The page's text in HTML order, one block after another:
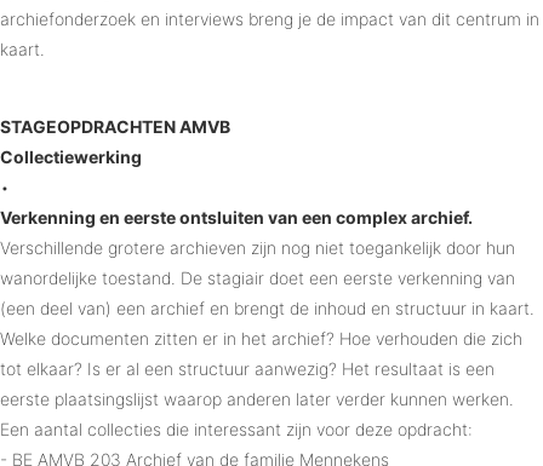
archiefonderzoek en interviews breng je de impact van dit centrum in
kaart.
STAGEOPDRACHTEN AMVB
Collectiewerking
•
Verkenning en eerste ontsluiten van een complex archief.
Verschillende grotere archieven zijn nog niet toegankelijk door hun
wanordelijke toestand. De stagiair doet een eerste verkenning van
(een deel van) een archief en brengt de inhoud en structuur in kaart.
Welke documenten zitten er in het archief? Hoe verhouden die zich
tot elkaar? Is er al een structuur aanwezig? Het resultaat is een
eerste plaatsingslijst waarop anderen later verder kunnen werken.
Een aantal collecties die interessant zijn voor deze opdracht:
- BE AMVB 203 Archief van de familie Mennekens